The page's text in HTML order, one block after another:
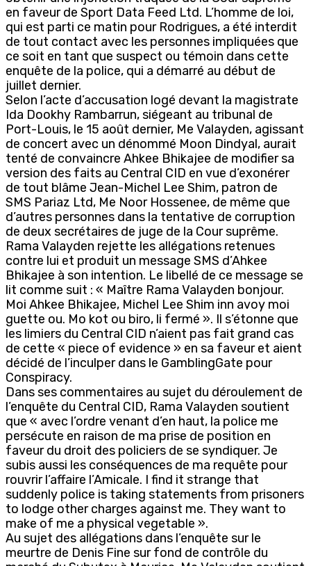
en faveur de Sport Data Feed Ltd. L’homme de loi,
qui est parti ce matin pour Rodrigues, a été interdit
de tout contact avec les personnes impliquées que
ce soit en tant que suspect ou témoin dans cette
enquête de la police, qui a démarré au début de
juillet dernier.
Selon l’acte d’accusation logé devant la magistrate
Ida Dookhy Rambarrun, siégeant au tribunal de
Port-Louis, le 15 août dernier, Me Valayden, agissant
de concert avec un dénommé Moon Dindyal, aurait
tenté de convaincre Ahkee Bhikajee de modifier sa
version des faits au Central CID en vue d’exonérer
de tout blâme Jean-Michel Lee Shim, patron de
SMS Pariaz Ltd, Me Noor Hossenee, de même que
d’autres personnes dans la tentative de corruption
de deux secrétaires de juge de la Cour suprême.
Rama Valayden rejette les allégations retenues
contre lui et produit un message SMS d’Ahkee
Bhikajee à son intention. Le libellé de ce message se
lit comme suit : « Maître Rama Valayden bonjour.
Moi Ahkee Bhikajee, Michel Lee Shim inn avoy moi
guette ou. Mo kot ou biro, li fermé ». Il s’étonne que
les limiers du Central CID n’aient pas fait grand cas
de cette « piece of evidence » en sa faveur et aient
décidé de l’inculper dans le GamblingGate pour
Conspiracy.
Dans ses commentaires au sujet du déroulement de
l’enquête du Central CID, Rama Valayden soutient
que « avec l’ordre venant d’en haut, la police me
persécute en raison de ma prise de position en
faveur du droit des policiers de se syndiquer. Je
subis aussi les conséquences de ma requête pour
rouvrir l’affaire l’Amicale. I find it strange that
suddenly police is taking statements from prisoners
to lodge other charges against me. They want to
make of me a physical vegetable ».
Au sujet des allégations dans l’enquête sur le
meurtre de Denis Fine sur fond de contrôle du